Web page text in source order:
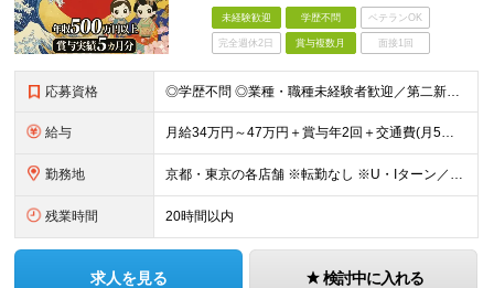
未経験歓迎 学歴不問 ベテランOK
完全週休2日 賞与複数月 面接1回
応募資格 ◎学歴不問 ◎業種・職種未経験者歓迎／第二新卒者歓迎 ◎英語スキルもしくは日本語スキルをお持ちの方》 《英語力の目安》 ◎1年以上の留学経験またはTOEIC700点程度がある ※入社後にしっかりと
給与 月給34万円～47万円＋賞与年2回＋交通費(月5万円まで) ※経験・能力を考慮し決定します。 ※上記月給には、固定残業代（20時間分／月4万2500円〜）を含む／超過分は全額支給
勤務地 京都・東京の各店舗 ※転勤なし ※U・Iターン／移住歓迎（引っ越し費用一律30万円補助） 《KIMONO TEA CEREMONY MAIKOYA KYOTO》 ★錦店 京都府京都市中京区御幸町通三
残業時間 20時間以内
求人を見る 検討中に入れる